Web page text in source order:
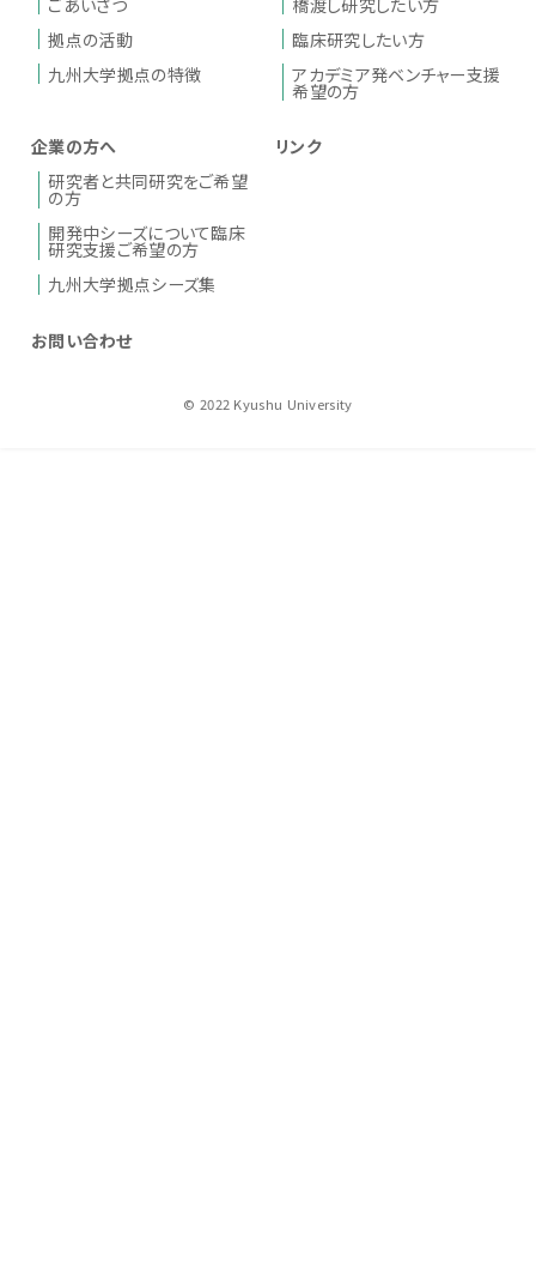
拠点の活動
九州大学拠点の特徴
臨床研究したい方
アカデミア発ベンチャー支援
希望の方
企業の方へ
研究者と共同研究をご希望
の方
開発中シーズについて臨床
研究支援ご希望の方
九州大学拠点シーズ集
リンク
お問い合わせ
© 2022 Kyushu University